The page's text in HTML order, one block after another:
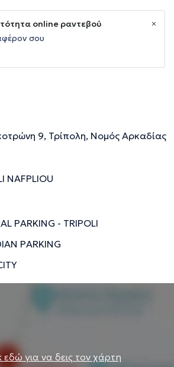
online ραντεβού
σου
9, Τρίπολη, Νομός Αρκαδίας
NAFPLIOU
PARKING - TRIPOLI
PARKING
εδώ για να δεις τον χάρτη